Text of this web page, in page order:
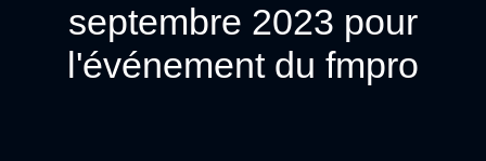
septembre 2023 pour
l'événement du fmpro